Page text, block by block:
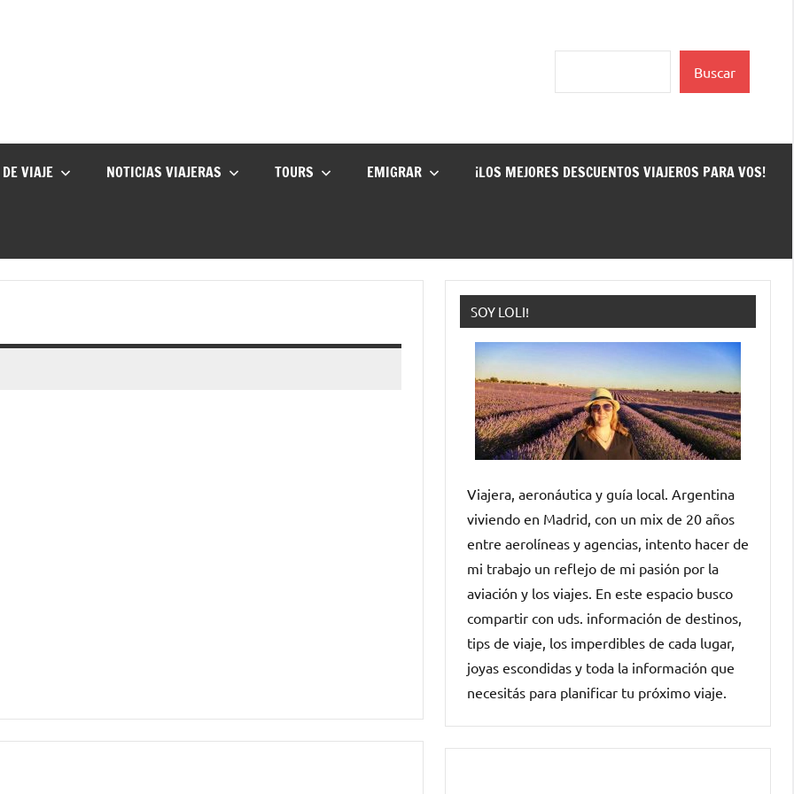
Buscar
VIAJE NOTICIAS VIAJERAS TOURS EMIGRAR ¡LOS MEJORES DESCUENTOS VIAJEROS PARA VOS!
SOY LOLI!
Viajera, aeronáutica y guía local. Argentina
viviendo en Madrid, con un mix de 20 años
entre aerolíneas y agencias, intento hacer de
mi trabajo un reflejo de mi pasión por la
aviación y los viajes. En este espacio busco
compartir con uds. información de destinos,
tips de viaje, los imperdibles de cada lugar,
joyas escondidas y toda la información que
necesitás para planificar tu próximo viaje.